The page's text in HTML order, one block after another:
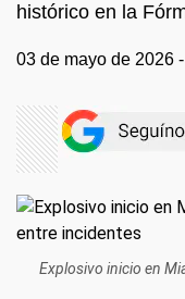
histórico en la
03 de mayo de 2026
Explosivo inicio en